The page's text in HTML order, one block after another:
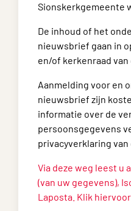
Sionskerkgemeente
De inhoud of het
nieuwsbrief gaan in
en/of kerkenraad van
Aanmelding voor en
nieuwsbrief zijn
informatie over de
persoonsgegevens
privacyverklaring van
Via deze weg leest u
(van uw gegevens),
Laposta. Klik